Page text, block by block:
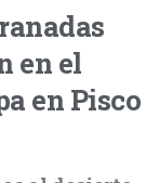
en el
en Pisco